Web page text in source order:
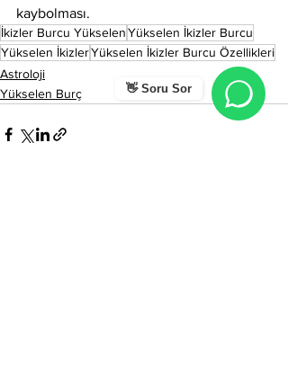
👋 Soru Sor
kaybolması.
İkizler Burcu YükselenYükselen İkizler Burcu
Yükselen İkizlerYükselen İkizler Burcu Özellikleri
Astroloji
Yükselen Burç